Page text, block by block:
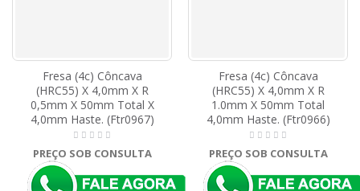
Fresa (4c) Côncava
(HRC55) X 4,0mm X R
0,5mm X 50mm Total X
4,0mm Haste. (Ftr0967)
PREÇO SOB CONSULTA
Fresa (4c) Côncava
(HRC55) X 4,0mm X R
1.0mm X 50mm Total
4,0mm Haste. (Ftr0966)
PREÇO SOB CONSULTA